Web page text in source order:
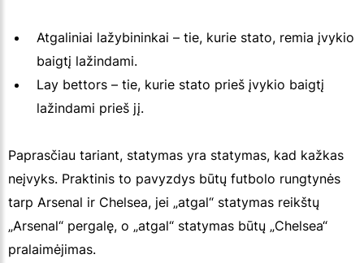
Atgaliniai lažybininkai – tie, kurie stato, remia įvykio
baigtį lažindami.
Lay bettors – tie, kurie stato prieš įvykio baigtį
lažindami prieš jį.
Paprasčiau tariant, statymas yra statymas, kad kažkas
neįvyks. Praktinis to pavyzdys būtų futbolo rungtynės
tarp Arsenal ir Chelsea, jei „atgal“ statymas reikštų
„Arsenal“ pergalę, o „atgal“ statymas būtų „Chelsea“
pralaimėjimas.